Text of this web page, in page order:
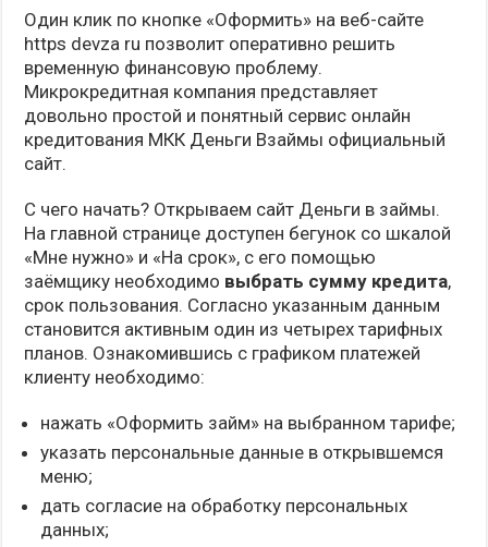
Один клик по кнопке «Оформить» на веб-сайте
https devza ru позволит оперативно решить
временную финансовую проблему.
Микрокредитная компания представляет
довольно простой и понятный сервис онлайн
кредитования МКК Деньги Взаймы официальный
сайт.
С чего начать? Открываем сайт Деньги в займы.
На главной странице доступен бегунок со шкалой
«Мне нужно» и «На срок», с его помощью
заёмщику необходимо выбрать сумму кредита,
срок пользования. Согласно указанным данным
становится активным один из четырех тарифных
планов. Ознакомившись с графиком платежей
клиенту необходимо:
нажать «Оформить займ» на выбранном тарифе;
указать персональные данные в открывшемся
меню;
дать согласие на обработку персональных
данных;